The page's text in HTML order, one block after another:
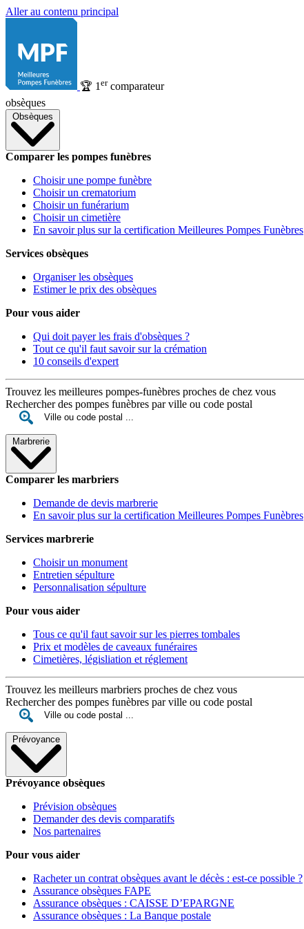
Aller au contenu principal
🏆 1 ercomparateur
obsèques
Obsèques
Comparer les pompes funèbres
Choisir une pompe funèbre
Choisir un crematorium
Choisir un funérarium
Choisir un cimetière
En savoir plus sur la certification Meilleures Pompes Funèbres
Services obsèques
Organiser les obsèques
Estimer le prix des obsèques
Pour vous aider
Qui doit payer les frais d'obsèques ?
Tout ce qu'il faut savoir sur la crémation
10 conseils d'expert
Trouvez les meilleures pompes-funèbres proches de chez vous
Rechercher des pompes funèbres par ville ou code postal
Marbrerie
Comparer les marbriers
Demande de devis marbrerie
En savoir plus sur la certification Meilleures Pompes Funèbres
Services marbrerie
Choisir un monument
Entretien sépulture
Personnalisation sépulture
Pour vous aider
Tous ce qu'il faut savoir sur les pierres tombales
Prix et modèles de caveaux funéraires
Cimetières, législiation et réglement
Trouvez les meilleurs marbriers proches de chez vous
Rechercher des pompes funèbres par ville ou code postal
Prévoyance
Prévoyance obsèques
Prévision obsèques
Demander des devis comparatifs
Nos partenaires
Pour vous aider
Racheter un contrat obsèques avant le décès : est-ce possible ?
Assurance obsèques FAPE
Assurance obsèques : CAISSE D’EPARGNE
Assurance obsèques : La Banque postale